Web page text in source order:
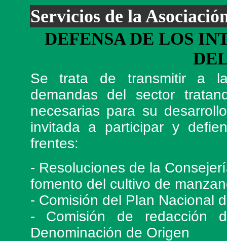
Servicios de la
DEFENSA DE LOS
Se trata de transmitir a
demandas del sector
necesarias para su
invitada a participar y
frentes:
- Resoluciones de la
fomento del cultivo de
- Comisión del Plan Nacional
- Comisión de redacción
Denominación de Origen